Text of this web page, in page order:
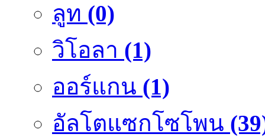
ลูท (0)
วิโอลา (1)
ออร์แกน (1)
อัลโตแซกโซโพน